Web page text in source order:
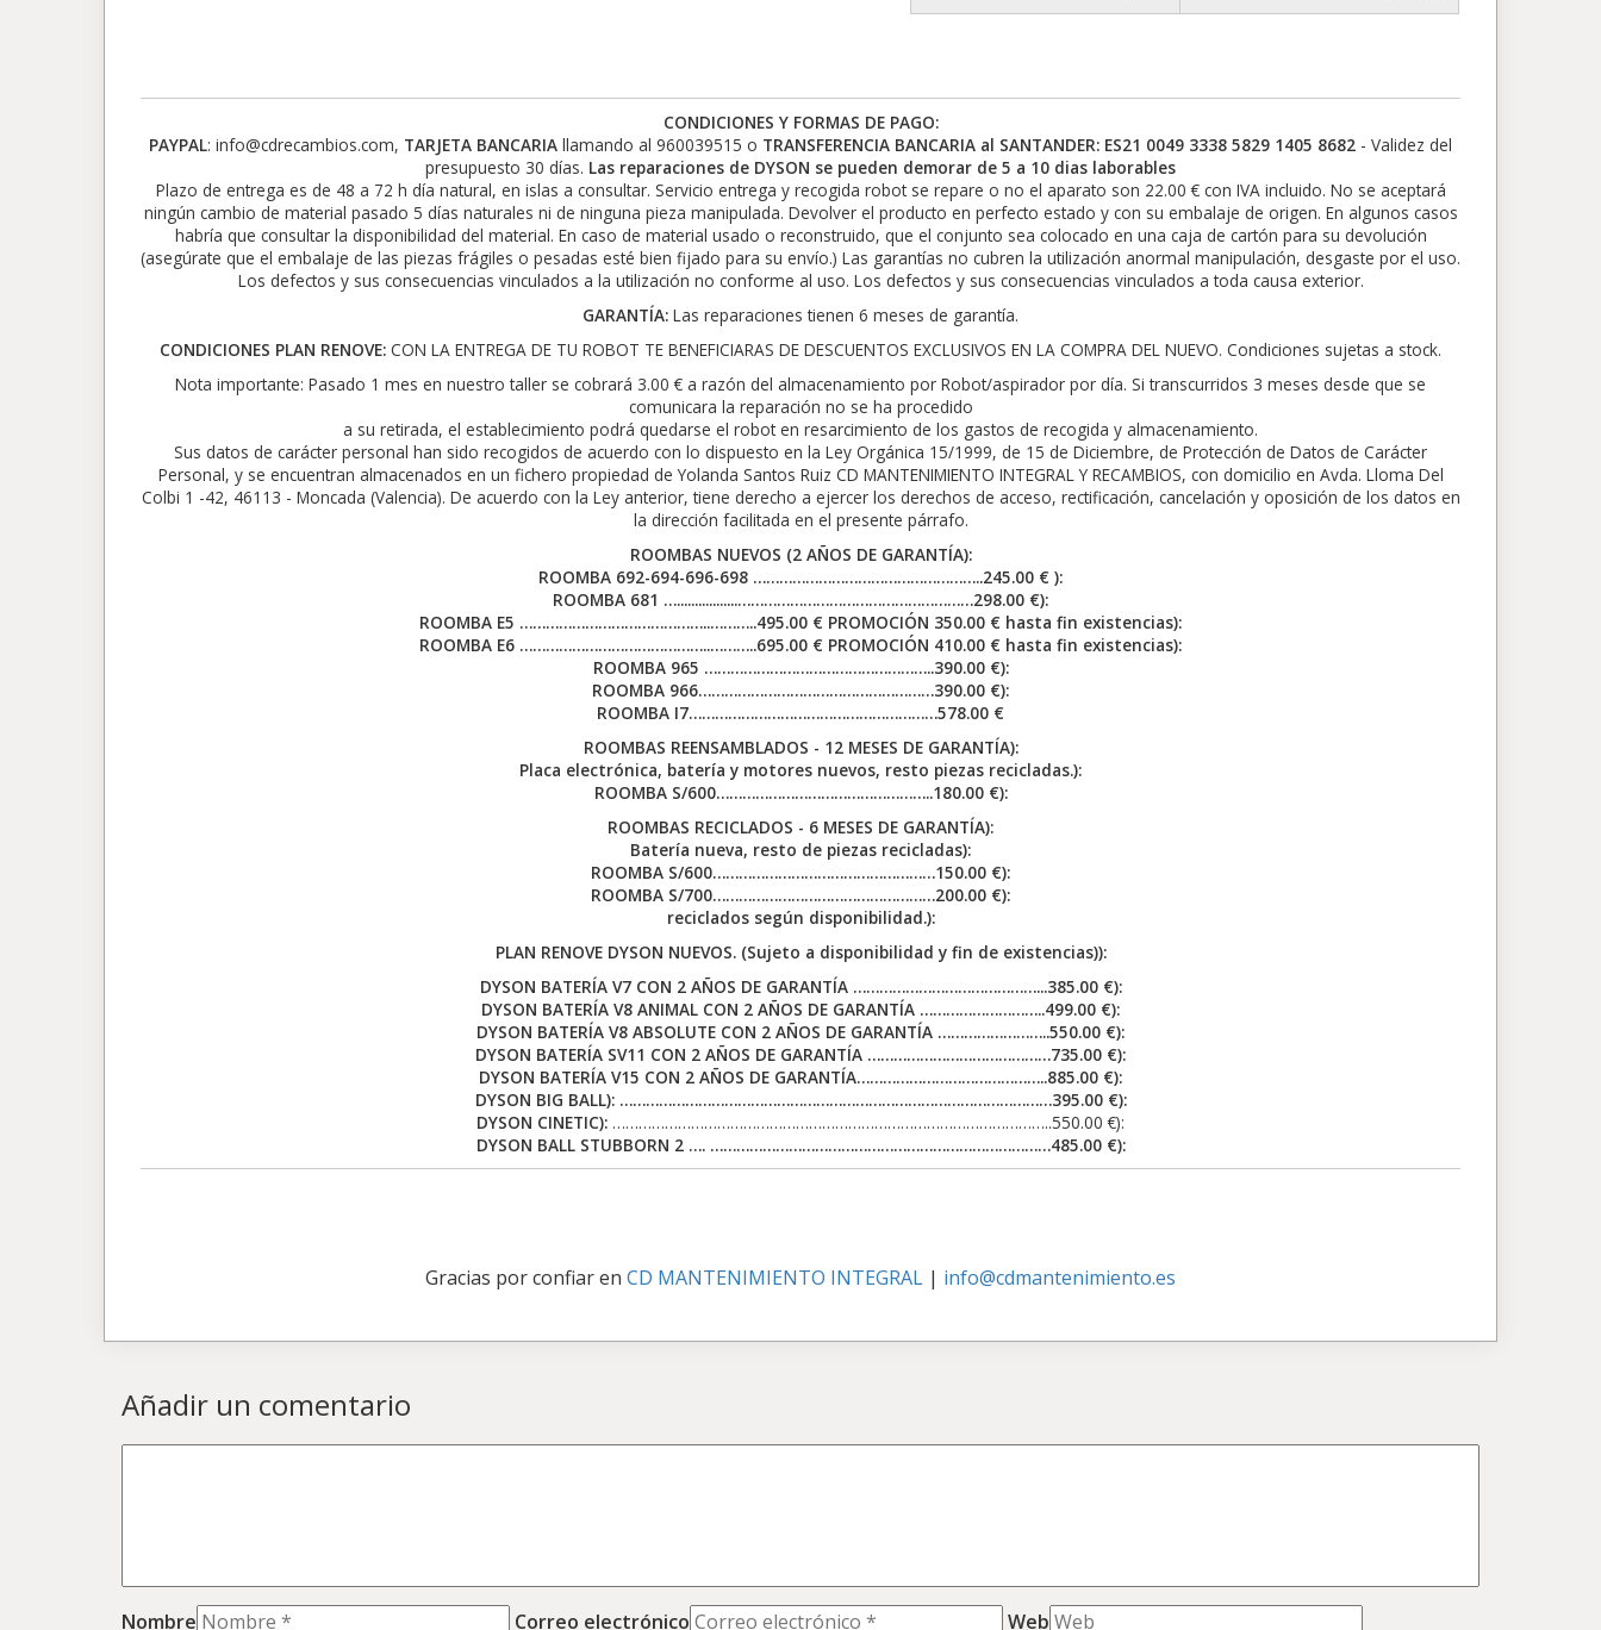
CONDICIONES Y FORMAS DE PAGO:
PAYPAL: info@cdrecambios.com, TARJETA BANCARIA llamando al 960039515 o TRANSFERENCIA BANCARIA al SANTANDER: ES21 0049 3338 5829 1405 8682 - Validez del
presupuesto 30 días. Las reparaciones de DYSON se pueden demorar de 5 a 10 dias laborables
Plazo de entrega es de 48 a 72 h día natural, en islas a consultar. Servicio entrega y recogida robot se repare o no el aparato son 22.00 € con IVA incluido. No se aceptará
ningún cambio de material pasado 5 días naturales ni de ninguna pieza manipulada. Devolver el producto en perfecto estado y con su embalaje de origen. En algunos casos
habría que consultar la disponibilidad del material. En caso de material usado o reconstruido, que el conjunto sea colocado en una caja de cartón para su devolución
(asegúrate que el embalaje de las piezas frágiles o pesadas esté bien fijado para su envío.) Las garantías no cubren la utilización anormal manipulación, desgaste por el uso.
Los defectos y sus consecuencias vinculados a la utilización no conforme al uso. Los defectos y sus consecuencias vinculados a toda causa exterior.
GARANTÍA: Las reparaciones tienen 6 meses de garantía.
CONDICIONES PLAN RENOVE: CON LA ENTREGA DE TU ROBOT TE BENEFICIARAS DE DESCUENTOS EXCLUSIVOS EN LA COMPRA DEL NUEVO. Condiciones sujetas a stock.
Nota importante: Pasado 1 mes en nuestro taller se cobrará 3.00 € a razón del almacenamiento por Robot/aspirador por día. Si transcurridos 3 meses desde que se
comunicara la reparación no se ha procedido
a su retirada, el establecimiento podrá quedarse el robot en resarcimiento de los gastos de recogida y almacenamiento.
Sus datos de carácter personal han sido recogidos de acuerdo con lo dispuesto en la Ley Orgánica 15/1999, de 15 de Diciembre, de Protección de Datos de Carácter
Personal, y se encuentran almacenados en un fichero propiedad de Yolanda Santos Ruiz CD MANTENIMIENTO INTEGRAL Y RECAMBIOS, con domicilio en Avda. Lloma Del
Colbi 1 -42, 46113 - Moncada (Valencia). De acuerdo con la Ley anterior, tiene derecho a ejercer los derechos de acceso, rectificación, cancelación y oposición de los datos en
la dirección facilitada en el presente párrafo.
ROOMBAS NUEVOS (2 AÑOS DE GARANTÍA):
ROOMBA 692-694-696-698 ……………………………………………..245.00 € ):
ROOMBA 681 ….................………………………………………………298.00 €):
ROOMBA E5 ……………………………………..………..495.00 € PROMOCIÓN 350.00 € hasta fin existencias):
ROOMBA E6 ……………………………………..………..695.00 € PROMOCIÓN 410.00 € hasta fin existencias):
ROOMBA 965 ……………………………………………..390.00 €):
ROOMBA 966………………………………………………390.00 €):
ROOMBA I7…………………………………………………578.00 €
ROOMBAS REENSAMBLADOS - 12 MESES DE GARANTÍA):
Placa electrónica, batería y motores nuevos, resto piezas recicladas.):
ROOMBA S/600…………………………………………..180.00 €):
ROOMBAS RECICLADOS - 6 MESES DE GARANTÍA):
Batería nueva, resto de piezas recicladas):
ROOMBA S/600……………………………………………150.00 €):
ROOMBA S/700……………………………………………200.00 €):
reciclados según disponibilidad.):
PLAN RENOVE DYSON NUEVOS. (Sujeto a disponibilidad y fin de existencias)):
DYSON BATERÍA V7 CON 2 AÑOS DE GARANTÍA ……………………………………...385.00 €):
DYSON BATERÍA V8 ANIMAL CON 2 AÑOS DE GARANTÍA ………………………..499.00 €):
DYSON BATERÍA V8 ABSOLUTE CON 2 AÑOS DE GARANTÍA ……………………..550.00 €):
DYSON BATERÍA SV11 CON 2 AÑOS DE GARANTÍA ……………………………………735.00 €):
DYSON BATERÍA V15 CON 2 AÑOS DE GARANTÍA……………………………………..885.00 €):
DYSON BIG BALL):………………………………………………………………………………………395.00 €):
DYSON CINETIC): ………………………………………………………………………………………..550.00 €):
DYSON BALL STUBBORN 2 …. ……………………………………………………………………485.00 €):
Gracias por confiar en CD MANTENIMIENTO INTEGRAL | info@cdmantenimiento.es
Añadir un comentario
Nombre Correo electrónico Web